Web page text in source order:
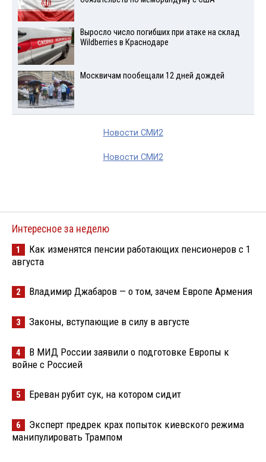
Выросло число погибших при атаке на склад
Wildberries в Краснодаре
Москвичам пообещали 12 дней дождей
Новости СМИ2
Новости СМИ2
Интересное за неделю
1
Как изменятся пенсии работающих пенсионеров с 1
августа
2 Владимир Джабаров — о том, зачем Европе Армения
3 Законы, вступающие в силу в августе
4
В МИД России заявили о подготовке Европы к
войне с Россией
5 Ереван рубит сук, на котором сидит
6
Эксперт предрек крах попыток киевского режима
манипулировать Трампом